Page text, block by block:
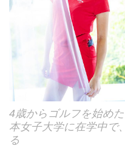
4歳からゴルフを始め
本女子大学に在学中で
る